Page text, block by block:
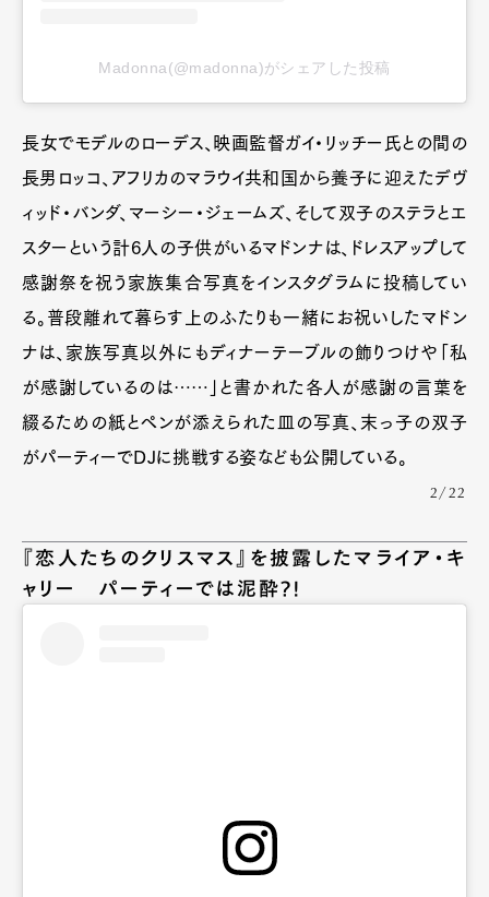
Madonna(@madonna)がシェアした投稿
長女でモデルのローデス、映画監督ガイ・リッチー氏との間の
長男ロッコ、アフリカのマラウイ共和国から養子に迎えたデヴ
ィッド・バンダ、マーシー・ジェームズ、そして双子のステラとエ
スターという計6人の子供がいるマドンナは、ドレスアップして
感謝祭を祝う家族集合写真をインスタグラムに投稿してい
る。普段離れて暮らす上のふたりも一緒にお祝いしたマドン
ナは、家族写真以外にもディナーテーブルの飾りつけや「私
が感謝しているのは……」と書かれた各人が感謝の言葉を
綴るための紙とペンが添えられた皿の写真、末っ子の双子
がパーティーでDJに挑戦する姿なども公開している。
2/22
『恋人たちのクリスマス』を披露したマライア・キ
ャリー パーティーでは泥酔?!